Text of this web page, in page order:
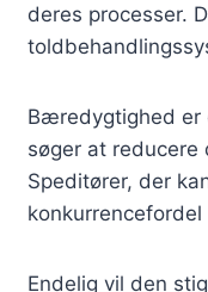
deres processer.
Bæredygtighed er
søger at reducere
Speditører, der
Endelig vil den